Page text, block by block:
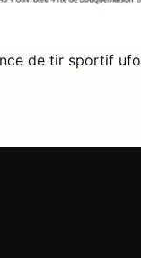
de tir sportif